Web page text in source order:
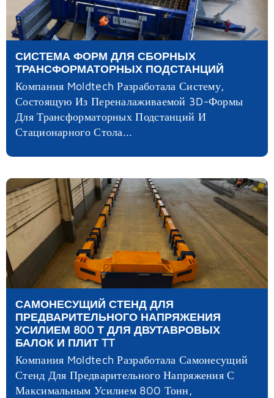
СИСТЕМА ФОРМ ДЛЯ СБОРНЫХ
ТРАНСФОРМАТОРНЫХ ПОДСТАНЦИЙ
Компания Moldtech Разработала Систему,
Состоящую Из Переналаживаемой 3D-Формы
Для Трансформаторных Подстанций И
Стационарного Стола...
САМОНЕСУЩИЙ СТЕНД ДЛЯ
ПРЕДВАРИТЕЛЬНОГО НАПРЯЖЕНИЯ
УСИЛИЕМ 800 Т ДЛЯ ДВУТАВРОВЫХ
БАЛОК И ПЛИТ TT
Компания Moldtech Разработала Самонесущий
Стенд Для Предварительного Напряжения С
Максимальным Усилием 800 Тонн,